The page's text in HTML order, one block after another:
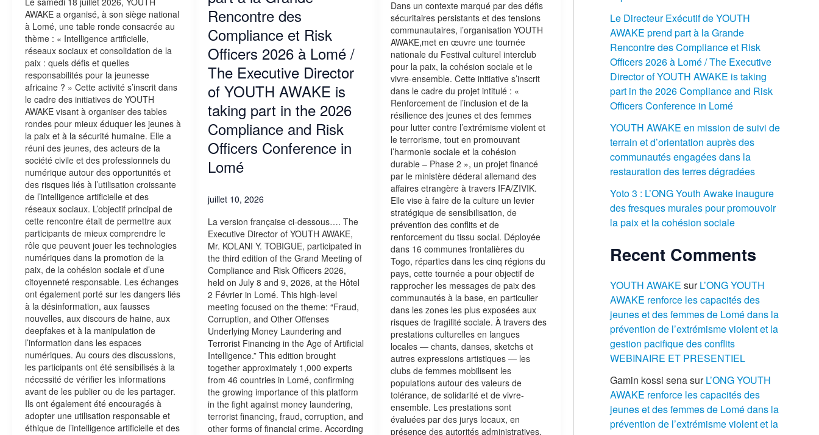
AWAKE a organisé, à son siège national
à Lomé, une table ronde consacrée au
thème : « Intelligence artificielle,
réseaux sociaux et consolidation de la
paix : quels défis et quelles
responsabilités pour la jeunesse
africaine ? » Cette activité s’inscrit dans
le cadre des initiatives de YOUTH
AWAKE visant à organiser des tables
rondes pour mieux éduquer les jeunes à
la paix et à la sécurité humaine. Elle a
réuni des jeunes, des acteurs de la
société civile et des professionnels du
numérique autour des opportunités et
des risques liés à l’utilisation croissante
de l’intelligence artificielle et des
réseaux sociaux. L’objectif principal de
cette rencontre était de permettre aux
participants de mieux comprendre le
rôle que peuvent jouer les technologies
numériques dans la promotion de la
paix, de la cohésion sociale et d’une
citoyenneté responsable. Les échanges
ont également porté sur les dangers liés
à la désinformation, aux fausses
nouvelles, aux discours de haine, aux
deepfakes et à la manipulation de
l’information dans les espaces
numériques. Au cours des discussions,
les participants ont été sensibilisés à la
nécessité de vérifier les informations
avant de les publier ou de les partager.
Ils ont également été encouragés à
adopter une utilisation responsable et
éthique de l’intelligence artificielle et des
Rencontre des
Compliance et Risk
Officers 2026 à Lomé /
The Executive Director
of YOUTH AWAKE is
taking part in the 2026
Compliance and Risk
Officers Conference in
Lomé
juillet 10, 2026
La version française ci-dessous…. The
Executive Director of YOUTH AWAKE,
Mr. KOLANI Y. TOBIGUE, participated in
the third edition of the Grand Meeting of
Compliance and Risk Officers 2026,
held on July 8 and 9, 2026, at the Hôtel
2 Février in Lomé. This high-level
meeting focused on the theme: “Fraud,
Corruption, and Other Offenses
Underlying Money Laundering and
Terrorist Financing in the Age of Artificial
Intelligence.” This edition brought
together approximately 1,000 experts
from 46 countries in Lomé, confirming
the growing importance of this platform
in the fight against money laundering,
terrorist financing, fraud, corruption, and
other forms of financial crime. According
YOUTH
AWAKE
is
taking
part
the
2026
Compliance
and
Risk
Officers
Conference
in
Lomé
Dans un contexte marqué par des défis
sécuritaires persistants et des tensions
communautaires, l’organisation YOUTH
AWAKE,met en œuvre une tournée
nationale du Festival culturel interclub
pour la paix, la cohésion sociale et le
vivre-ensemble. Cette initiative s’inscrit
dans le cadre du projet intitulé : «
Renforcement de l’inclusion et de la
résilience des jeunes et des femmes
pour lutter contre l’extrémisme violent et
le terrorisme, tout en promouvant
l’harmonie sociale et la cohésion
durable – Phase 2 », un projet financé
par le ministère déderal allemand des
affaires etrangère à travers IFA/ZIVIK.
Elle vise à faire de la culture un levier
stratégique de sensibilisation, de
prévention des conflits et de
renforcement du tissu social. Déployée
dans 16 communes frontalières du
Togo, réparties dans les cinq régions du
pays, cette tournée a pour objectif de
rapprocher les messages de paix des
communautés à la base, en particulier
dans les zones les plus exposées aux
risques de fragilité sociale. À travers des
prestations culturelles en langues
locales — chants, danses, sketchs et
autres expressions artistiques — les
clubs de femmes mobilisent les
populations autour des valeurs de
tolérance, de solidarité et de vivre-
ensemble. Les prestations sont
évaluées par des jurys locaux, en
présence des autorités administratives,
Le Directeur Exécutif de YOUTH
AWAKE prend part à la Grande
Rencontre des Compliance et Risk
Officers 2026 à Lomé / The Executive
Director of YOUTH AWAKE is taking
part in the 2026 Compliance and Risk
Officers Conference in Lomé
YOUTH AWAKE en mission de suivi de
terrain et d’orientation auprès des
communautés engagées dans la
restauration des terres dégradées
Yoto 3 : L’ONG Youth Awake inaugure
des fresques murales pour promouvoir
la paix et la cohésion sociale
Recent Comments
YOUTH AWAKE surL’ONG YOUTH
AWAKE renforce les capacités des
jeunes et des femmes de Lomé dans la
prévention de l’extrémisme violent et la
gestion pacifique des conflits
WEBINAIRE ET PRESENTIEL
Gamin kossi senasurL’ONG YOUTH
AWAKE renforce les capacités des
jeunes et des femmes de Lomé dans la
prévention de l’extrémisme violent et la